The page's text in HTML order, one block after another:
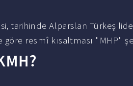
tarihinde Alparslan Türkeş
göre resmî kısaltması "MHP"